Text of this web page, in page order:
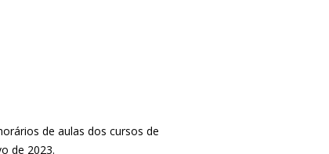
de aulas dos cursos de
de 2023.